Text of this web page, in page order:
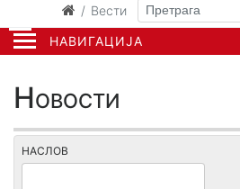
НАВИГАЦИЈА
Вести
Новости
НАСЛОВ